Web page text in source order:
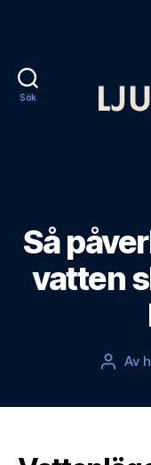
Sök
Så
vatten
Av